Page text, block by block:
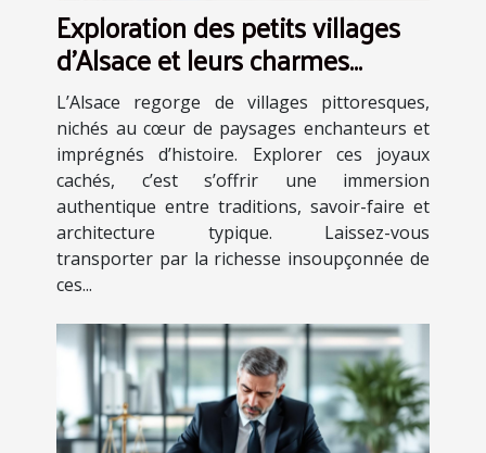
Exploration des petits villages
d'Alsace et leurs charmes
cachés
L’Alsace regorge de villages pittoresques,
nichés au cœur de paysages enchanteurs et
imprégnés d’histoire. Explorer ces joyaux
cachés, c’est s’offrir une immersion
authentique entre traditions, savoir-faire et
architecture typique. Laissez-vous
transporter par la richesse insoupçonnée de
ces...